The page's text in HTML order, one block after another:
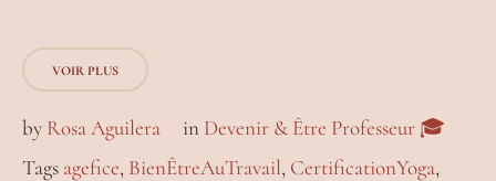
VOIR PLUS
by Rosa Aguilera in Devenir & Être Professeur 🎓
Tags agefice, BienÊtreAuTravail, CertificationYoga,